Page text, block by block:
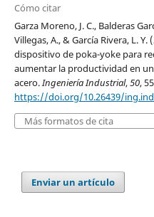
Cómo citar
Garza Moreno, J. C., Balderas
Villegas, A., & García Rivera, L.
dispositivo de poka-yoke para
aumentar la productividad en
acero.Ingeniería Industrial,50,
https://doi.org/10.26439/
Más formatos de cita
Enviar un artículo